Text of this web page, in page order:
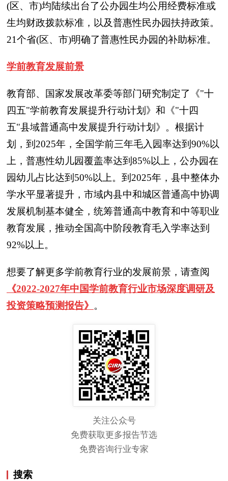
(区、市)均陆续出台了公办园生均公用经费标准或
生均财政拨款标准，以及普惠性民办园扶持政策。
21个省(区、市)明确了普惠性民办园的补助标准。
学前教育发展前景
教育部、国家发展改革委等部门研究制定了《"十
四五"学前教育发展提升行动计划》和《"十四
五"县域普通高中发展提升行动计划》。根据计
划，到2025年，全国学前三年毛入园率达到90%以
上，普惠性幼儿园覆盖率达到85%以上，公办园在
园幼儿占比达到50%以上。到2025年，县中整体办
学水平显著提升，市域内县中和城区普通高中协调
发展机制基本健全，统筹普通高中教育和中等职业
教育发展，推动全国高中阶段教育毛入学率达到
92%以上。
想要了解更多学前教育行业的发展前景，请查阅
《2022-2027年中国学前教育行业市场深度调研及
投资策略预测报告》 。
关注公众号
免费获取更多报告节选
免费咨询行业专家
搜索